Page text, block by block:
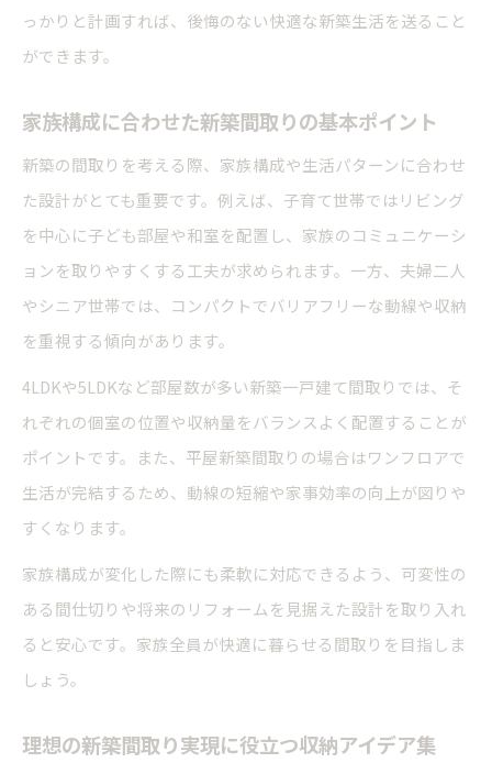
っかりと計画すれば、後悔のない快適な新築生活を送ること
ができます。
家族構成に合わせた新築間取りの基本ポイント
新築の間取りを考える際、家族構成や生活パターンに合わせ
た設計がとても重要です。例えば、子育て世帯ではリビング
を中心に子ども部屋や和室を配置し、家族のコミュニケーシ
ョンを取りやすくする工夫が求められます。一方、夫婦二人
やシニア世帯では、コンパクトでバリアフリーな動線や収納
を重視する傾向があります。
4LDKや5LDKなど部屋数が多い新築一戸建て間取りでは、そ
れぞれの個室の位置や収納量をバランスよく配置することが
ポイントです。また、平屋新築間取りの場合はワンフロアで
生活が完結するため、動線の短縮や家事効率の向上が図りや
すくなります。
家族構成が変化した際にも柔軟に対応できるよう、可変性の
ある間仕切りや将来のリフォームを見据えた設計を取り入れ
ると安心です。家族全員が快適に暮らせる間取りを目指しま
しょう。
理想の新築間取り実現に役立つ収納アイデア集